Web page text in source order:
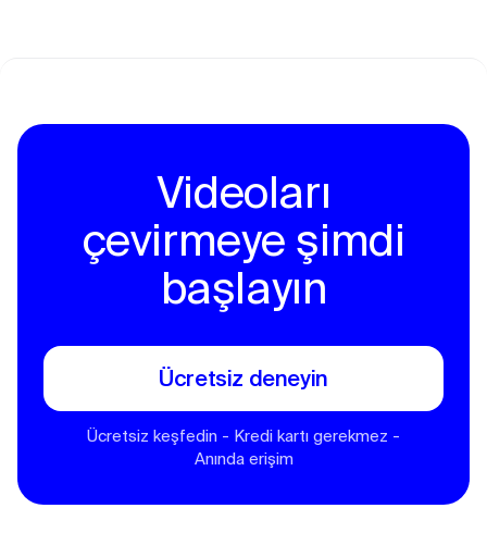
Videoları
çevirmeye şimdi
başlayın
Ücretsiz deneyin
Ücretsiz keşfedin - Kredi kartı gerekmez -
Anında erişim